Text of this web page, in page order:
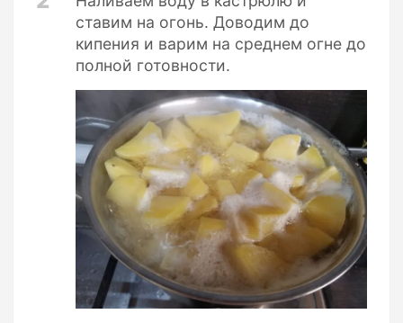
ставим на огонь. Доводим до
кипения и варим на среднем огне до
полной готовности.